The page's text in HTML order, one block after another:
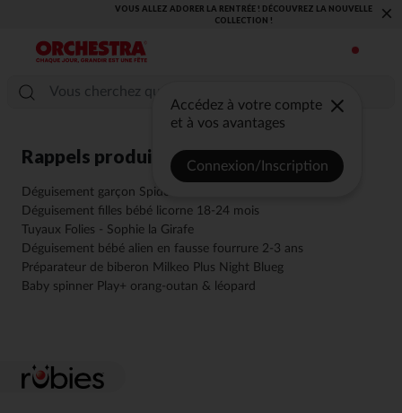
VOUS ALLEZ ADORER LA RENTRÉE ! DÉCOUVREZ LA NOUVELLE
COLLECTION !
×
Accédez à votre compte
et à vos avantages
Connexion/Inscription
Rappels produits
Déguisement garçon Spider-Man
Déguisement filles bébé licorne 18-24 mois
Tuyaux Folies - Sophie la Girafe
Déguisement bébé alien en fausse fourrure 2-3 ans
Préparateur de biberon Milkeo Plus Night Blueg
Baby spinner Play+ orang-outan & léopard